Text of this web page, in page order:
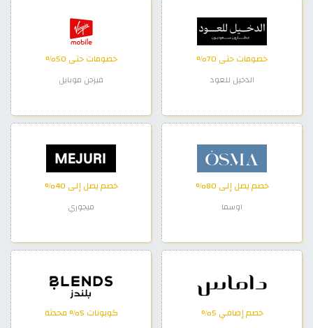
خصومات حتى 70%
الدخيل للعود
خصومات حتى 50%
فيرجن موبايل
خصم يصل إلى 80%
اوسما
خصم يصل إلى 40%
ميجوري
خصم إضافي 5% كوبونات 5% محدثة